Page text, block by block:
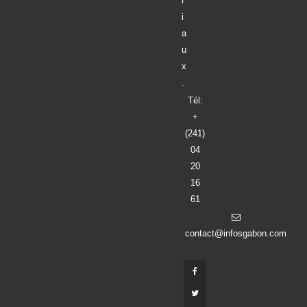
i
a
u
x
Tél:
+
(241)
04
20
16
61
contact@infosgabon.com